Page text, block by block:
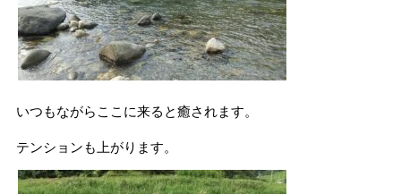
いつもながらここに来ると癒されます。
テンションも上がります。